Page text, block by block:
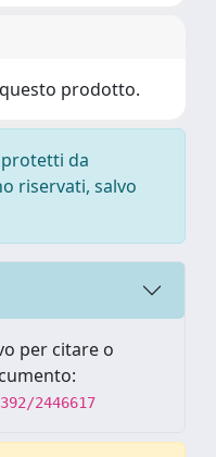
prodotto.
protetti da
riservati, salvo
per citare o
2446617